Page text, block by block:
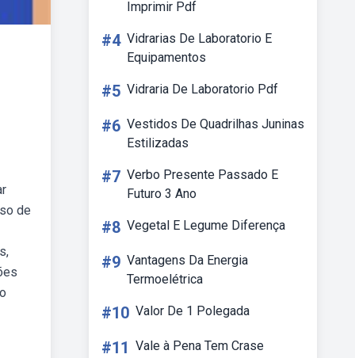
de
Imprimir Pdf
#4 Vidrarias De Laboratorio E
Equipamentos
#5 Vidraria De Laboratorio Pdf
#6 Vestidos De Quadrilhas Juninas
Estilizadas
#7 Verbo Presente Passado E
Futuro 3 Ano
#8 Vegetal E Legume Diferença
#9 Vantagens Da Energia
Termoelétrica
#10 Valor De 1 Polegada
#11 Vale à Pena Tem Crase